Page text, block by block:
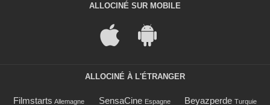
ALLOCINÉ SUR MOBILE
ALLOCINÉ À L'ÉTRANGER
Filmstarts Allemagne SensaCine Espagne Beyazperde Turquie